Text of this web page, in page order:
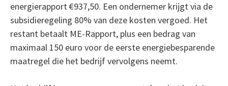
energierapport €937,50. Een ondernemer krijgt via de
subsidieregeling 80% van deze kosten vergoed. Het
restant betaalt ME-Rapport, plus een bedrag van
maximaal 150 euro voor de eerste energiebesparende
maatregel die het bedrijf vervolgens neemt.